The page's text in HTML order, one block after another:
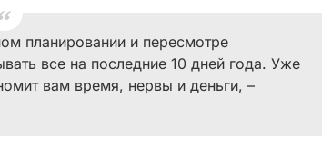
планировании и пересмотре
все на последние 10 дней года. Уже
вам время, нервы и деньги, –